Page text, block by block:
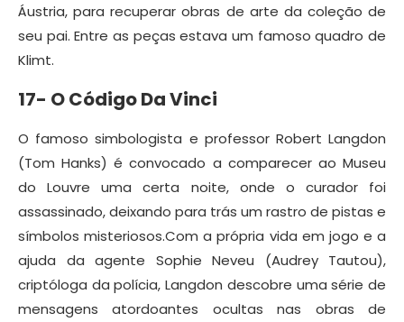
Áustria, para recuperar obras de arte da coleção de
seu pai. Entre as peças estava um famoso quadro de
Klimt.
17- O Código Da Vinci
O famoso simbologista e professor Robert Langdon
(Tom Hanks) é convocado a comparecer ao Museu
do Louvre uma certa noite, onde o curador foi
assassinado, deixando para trás um rastro de pistas e
símbolos misteriosos.Com a própria vida em jogo e a
ajuda da agente Sophie Neveu (Audrey Tautou),
criptóloga da polícia, Langdon descobre uma série de
mensagens atordoantes ocultas nas obras de